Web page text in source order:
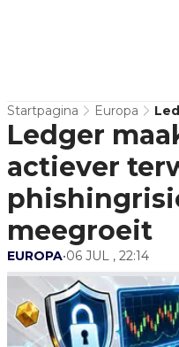
Startpagina Europa
Ledger
actiever
meegroeit
EUROPA•06 JUL , 22:14